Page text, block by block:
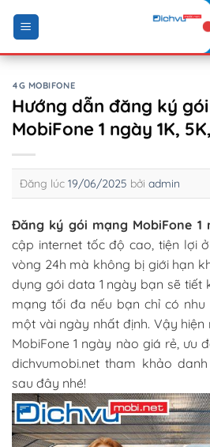
content
4G MOBIFONE
Hướng dẫn đăng ký
MobiFone 1 ngày 1K,
Đăng lúc 19/06/2025 bởi admin
Đăng ký gói mạng MobiFone 1
cập internet tốc độ cao, tiện lợi
vòng 24h mà không bị giới hạn
dụng gói data 1 ngày bạn sẽ tiết
mạng tối đa nếu bạn chỉ có
một vài ngày nhất định. Vậy
MobiFone 1 ngày nào giá rẻ, ưu
dichvumobi.net tham khảo
sau đây nhé!